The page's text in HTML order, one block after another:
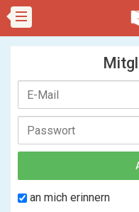
an mich erinnern